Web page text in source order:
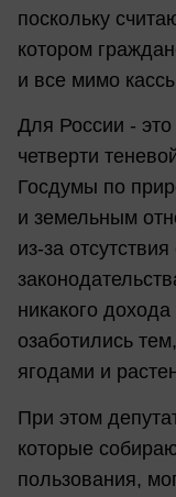
поскольку
котором
и все мимо
Для России -
четверти
Госдумы по
и земельным
из-за
никакого
озаботились
ягодами и
При этом
которые
пользования,